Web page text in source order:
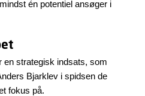
én potentiel ansøger i
en strategisk indsats, som
Bjarklev i spidsen de
fokus på.